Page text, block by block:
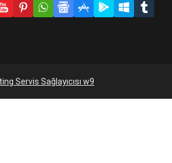
Servis Sağlayıcısı w9